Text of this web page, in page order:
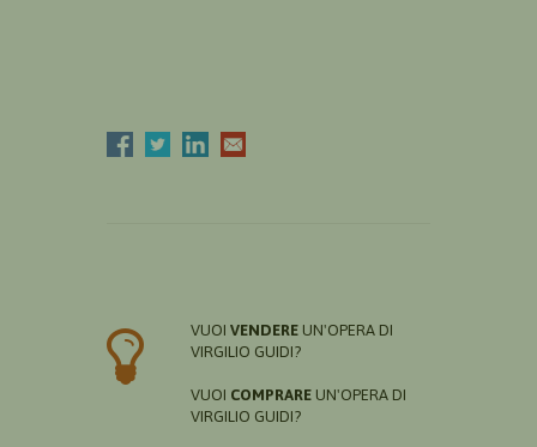
VUOI VENDERE UN'OPERA DI
VIRGILIO GUIDI?
VUOI COMPRARE UN'OPERA DI
VIRGILIO GUIDI?